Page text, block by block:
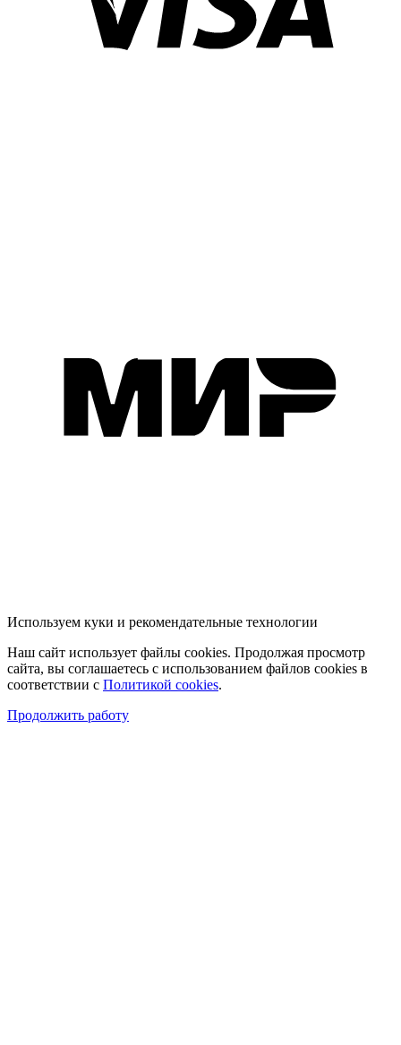
Используем куки и рекомендательные технологии
Наш сайт использует файлы cookies. Продолжая просмотр
сайта, вы соглашаетесь с использованием файлов cookies в
соответствии с Политикой cookies.
Продолжить работу